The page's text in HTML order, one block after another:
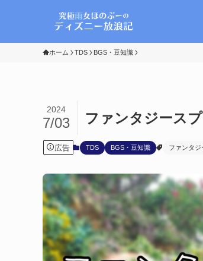
ホーム TDS BGS・豆知識
ファンタジース
2024
7/03
広告 TDS BGS・豆知識 ファンタジ